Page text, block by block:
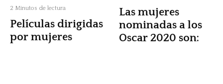
2 Minutos de lectura
Películas dirigidas
por mujeres
Las mujeres
nominadas a los
Oscar 2020 son: